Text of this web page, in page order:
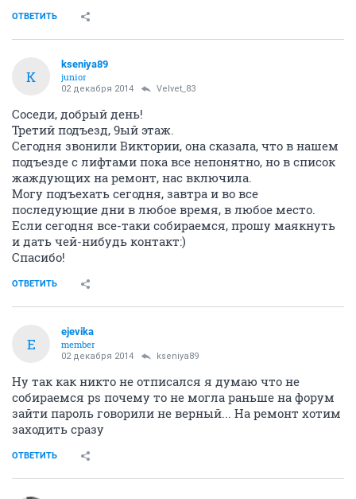
ОТВЕТИТЬ
K
kseniya89
junior
02 декабря 2014 Velvet_83
Соседи, добрый день!
Третий подъезд, 9ый этаж.
Сегодня звонили Виктории, она сказала, что в нашем
подъезде с лифтами пока все непонятно, но в список
жаждующих на ремонт, нас включила.
Могу подъехать сегодня, завтра и во все
последующие дни в любое время, в любое место.
Если сегодня все-таки собираемся, прошу маякнуть
и дать чей-нибудь контакт:)
Спасибо!
ОТВЕТИТЬ
E
ejevika
member
02 декабря 2014 kseniya89
Ну так как никто не отписался я думаю что не
собираемся ps почему то не могла раньше на форум
зайти пароль говорили не верный... На ремонт хотим
заходить сразу
ОТВЕТИТЬ